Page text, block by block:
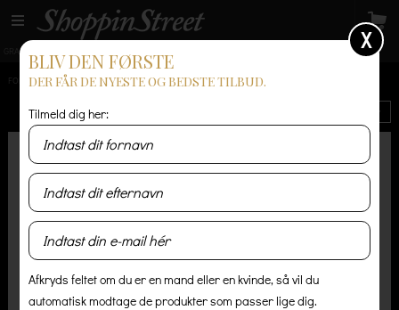
GRATIS LEVERING
FORSIDE / KVINDER
X
BLIV DEN FØRSTE
DER FÅR DE NYESTE OG BEDSTE TILBUD.
Tilmeld dig her:
Afkryds feltet om du er en mand eller en kvinde, så vil du
automatisk modtage de produkter som passer lige dig.